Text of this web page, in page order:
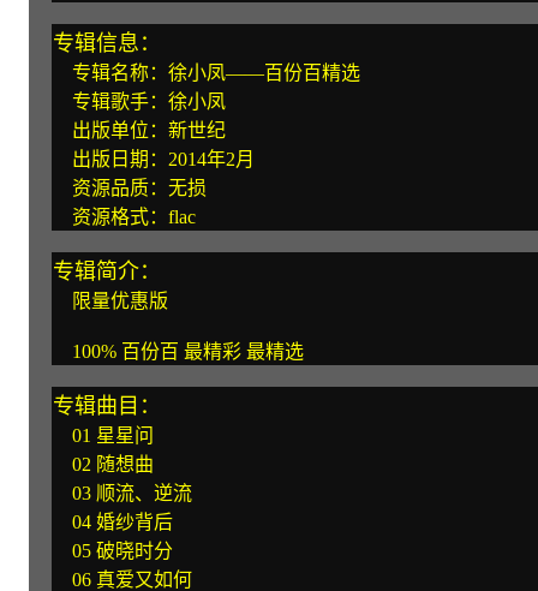
专辑信息：
专辑名称：徐小凤——百份百精选
专辑歌手：徐小凤
出版单位：新世纪
出版日期：2014年2月
资源品质：无损
资源格式：flac
专辑简介：
限量优惠版
100% 百份百 最精彩 最精选
专辑曲目：
01 星星问
02 随想曲
03 顺流、逆流
04 婚纱背后
05 破晓时分
06 真爱又如何